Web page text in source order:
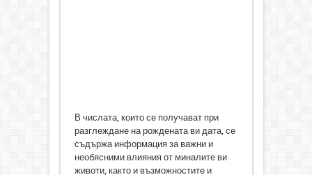
В числата, които се получават при
разглеждане на рождената ви дата, се
съдържа информация за важни и
необясними влияния от миналите ви
животи, както и възможностите и